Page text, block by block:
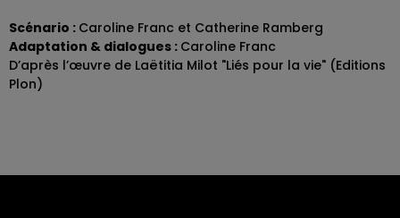
Scénario : Caroline Franc et Catherine Ramberg
Adaptation & dialogues : Caroline Franc
D’après l’œuvre de Laëtitia Milot "Liés pour la vie" (Editions
Plon)